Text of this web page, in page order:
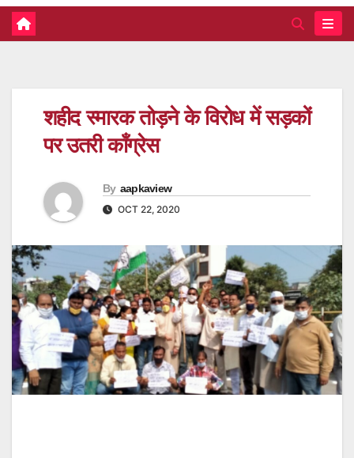
शहीद स्मारक तोड़ने के विरोध में सड़कों
पर उतरी काँग्रेस
By aapkaview
OCT 22, 2020